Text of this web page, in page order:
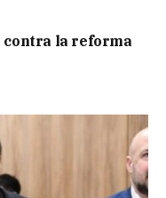
contra la reforma